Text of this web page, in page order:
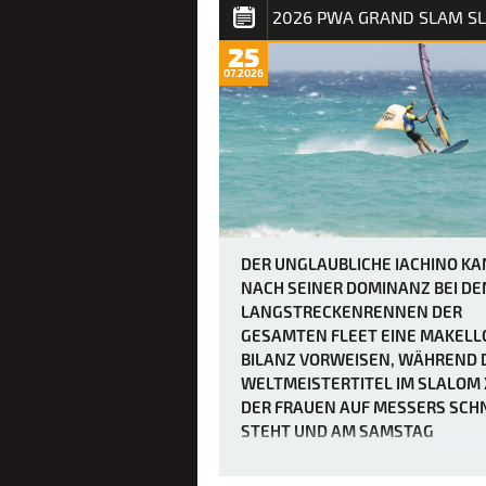
2026 PWA GRAND SLAM
25
07.2026
DER UNGLAUBLICHE IACHINO
NACH SEINER DOMINANZ BEI
LANGSTRECKENRENNEN DER
GESAMTEN FLEET EINE
BILANZ VORWEISEN, WÄHREND
WELTMEISTERTITEL IM SLALOM
DER FRAUEN AUF MESSERS
STEHT UND AM SAMSTAG